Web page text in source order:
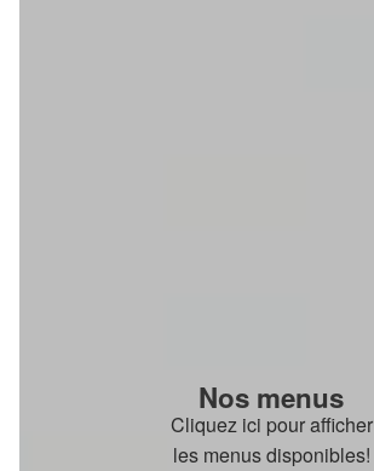
Nos menus
Cliquez ici pour afficher
les menus disponibles!